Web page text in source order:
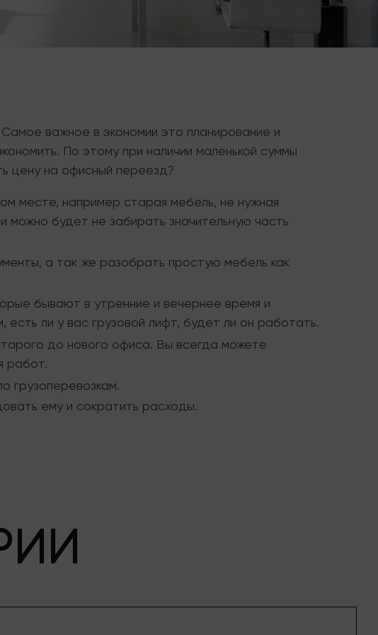
важное в экономии это планирование и
По этому при наличии маленькой суммы
цену на офисный переезд?
месте, например старая мебель, не нужная
будет не забирать значительную часть
а так же разобрать простую мебель как
бывают в утренние и вечернее время и
ли у вас грузовой лифт, будет ли он работать.
до нового офиса. Вы всегда можете
работ.
грузоперевозкам.
ему и сократить расходы.